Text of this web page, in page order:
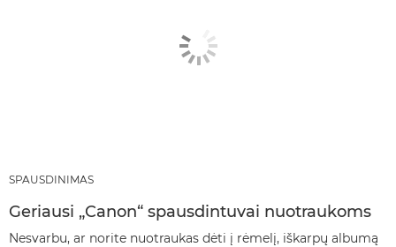
SPAUSDINIMAS
Geriausi „Canon“ spausdintuvai nuotraukoms
Nesvarbu, ar norite nuotraukas dėti į rėmelį, iškarpų albumą